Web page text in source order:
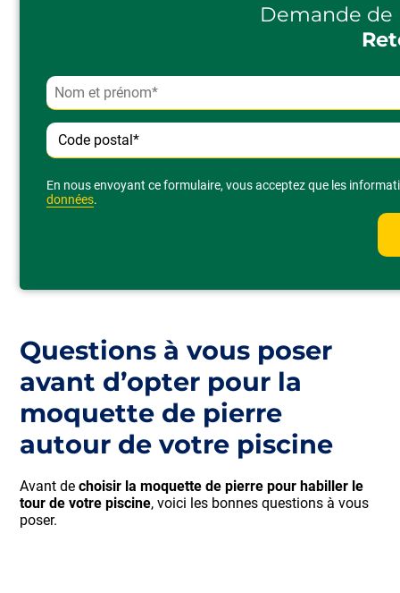
Demande
En nous envoyant ce formulaire, vous acceptez que les
données.
Questions à vous poser
avant d’opter pour la
moquette de pierre
autour de votre piscine
Avant dechoisir la moquette de pierre pour habiller le
tour de votre piscine, voici les bonnes questions à vous
poser.